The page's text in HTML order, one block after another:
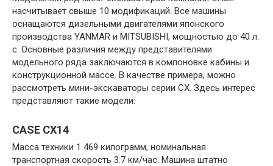
насчитывает свыше 10 модификаций. Все машины
оснащаются дизельными двигателями японского
производства YANMAR и MITSUBISHI, мощностью до 40 л.
с. Основные различия между представителями
модельного ряда заключаются в компоновке кабины и
конструкционной массе. В качестве примера, можно
рассмотреть мини-экскаваторы серии CX. Здесь интерес
представляют такие модели:
CASE CX14
Масса техники 1 469 килограмм, номинальная
транспортная скорость 3.7 км/час. Машина штатно